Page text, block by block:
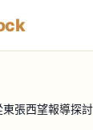
張西望報導探